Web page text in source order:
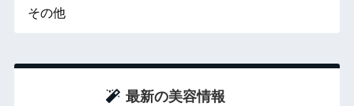
その他
最新の美容情報